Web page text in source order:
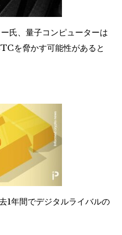
氏、量子コンピューターは
を脅かす可能性があると
1年間でデジタルライバルの